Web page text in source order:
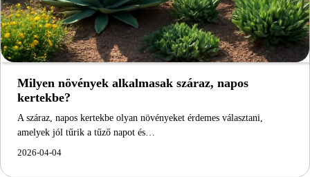
Milyen növények alkalmasak száraz, napos
kertekbe?
A száraz, napos kertekbe olyan növényeket érdemes választani,
amelyek jól tűrik a tűző napot és…
2026-04-04